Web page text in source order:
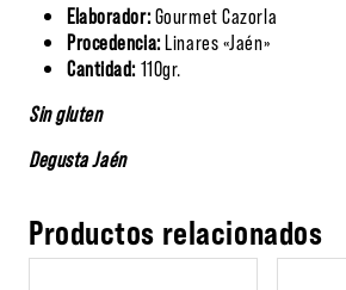
Elaborador:Gourmet Cazorla
Procedencia:Linares «Jaén»
Cantidad: 110gr.
Sin gluten
Degusta Jaén
Productos relacionados